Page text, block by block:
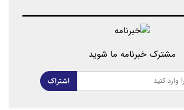
مشترک خبرنامه ما شوید
اشتراک